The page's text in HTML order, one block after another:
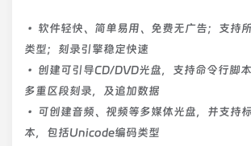
• 软件轻快、简单易用、免费无广告；支持
类型；刻录引擎稳定快速
• 创建可引导CD/DVD光盘，支持命令行脚
多重区段刻录，及追加数据
• 可创建音频、视频等多媒体光盘，并支持
本，包括Unicode编码类型